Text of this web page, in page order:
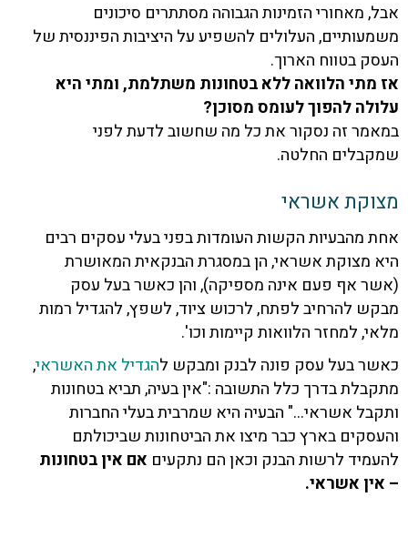
מאחורי הזמינות הגבוהה מסתתרים סיכונים
העלולים להשפיע על היציבות הפיננסית של
בטווח הארוך.
הלוואה ללא בטחונות משתלמת, ומתי היא
להפוך לעומס מסוכן?
זה נסקור את כל מה שחשוב לדעת לפני
החלטה.
אשראי
מהבעיות הקשות העומדות בפני בעלי עסקים רבים
מצוקת אשראי, הן במסגרת הבנקאית המאושרת
אף פעם אינה מספיקה), והן כאשר בעל עסק
להרחיב לפתח, לרכוש ציוד, לשפץ, להגדיל רמות
למחזר הלוואות קיימות וכו'.
בעל עסק פונה לבנק ומבקש להגדיל את האשראי,
בדרך כלל התשובה :"אין בעיה, תביא בטחונות
אשראי…" הבעיה היא שמרבית בעלי החברות
בארץ כבר מיצו את הביטחונות שביכולתם
לרשות הבנק וכאן הם נתקעיםאם אין בטחונות
אשראי.